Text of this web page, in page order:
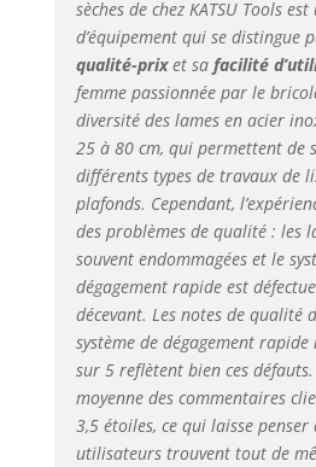
sèches de chez KATSU Tools
d’équipement qui se distingue
qualité-prixet sa facilité
femme passionnée par le
diversité des lames en acier
25 à 80 cm, qui permettent de
différents types de travaux de
plafonds. Cependant,
des problèmes de qualité : les
souvent endommagées et le
dégagement rapide est
décevant. Les notes de qualité
système de dégagement
sur 5 reflètent bien ces
moyenne des commentaires
3,5 étoiles, ce qui laisse penser
utilisateurs trouvent tout de